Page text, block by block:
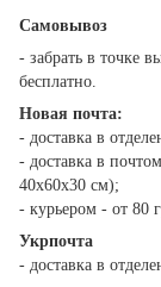
Самовывоз
- забрать в точке
бесплатно.
Новая почта:
- доставка в
- доставка в
40х60х30 см);
- курьером - от 80
Укрпочта
- доставка в